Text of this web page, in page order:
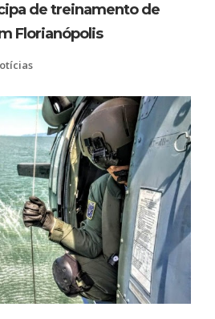
de treinamento de
Florianópolis